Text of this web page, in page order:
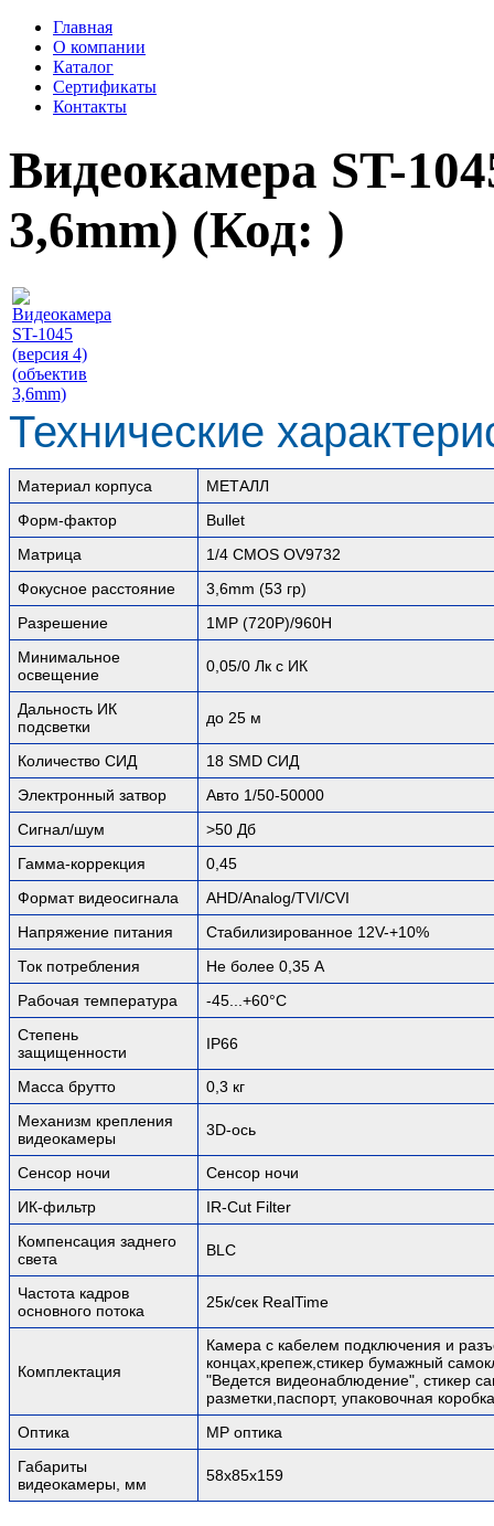
Главная
О компании
Каталог
Сертификаты
Контакты
Видеокамера ST-
3,6mm) (Код: )
Технические
Материал корпуса
МЕТАЛЛ
Форм-фактор
Bullet
Матрица
1/4 CMOS OV9732
Фокусное расстояние
3,6mm (53 гр)
Разрешение
1MP (720P)/960H
Минимальное
освещение
0,05/0 Лк с ИК
Дальность ИК
подсветки
до 25 м
Количество СИД
18 SMD СИД
Электронный затвор
Авто 1/50-50000
Сигнал/шум
>50 Дб
Гамма-коррекция
0,45
Формат видеосигнала
AHD/Analog/TVI/CVI
Напряжение питания
Стабилизированное 12V-+10%
Ток потребления
Не более 0,35 А
Рабочая температура
-45...+60°C
Степень
защищенности
IP66
Масса брутто
0,3 кг
Механизм крепления
видеокамеры
3D-ось
Сенсор ночи
Сенсор ночи
ИК-фильтр
IR-Cut Filter
Компенсация заднего
света
BLC
Частота кадров
основного потока
25к/сек RealTime
Комплектация
Камера с кабелем подключения и
концах,крепеж,стикер бумажный
"Ведется видеонаблюдение", стикер
разметки,паспорт, упаковочная
Оптика
MP оптика
Габариты
видеокамеры, мм
58х85х159